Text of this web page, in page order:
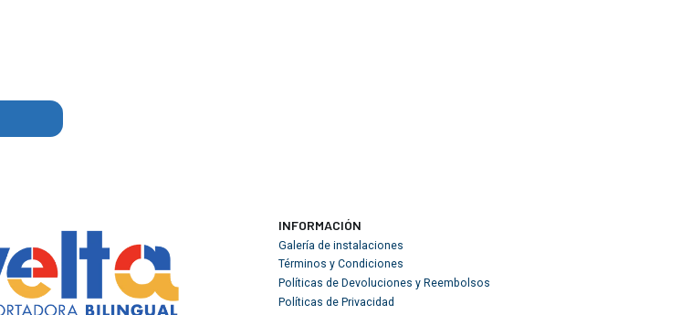
INFORMACIÓN
Galería de instalaciones
Términos y Condiciones
Políticas de Devoluciones y Reembolsos
Políticas de Privacidad